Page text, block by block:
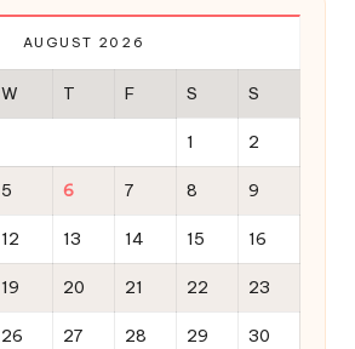
AUGUST 2026
W T F S S
1 2
5 6 7 8 9
12 13 14 15 16
19 20 21 22 23
26 27 28 29 30